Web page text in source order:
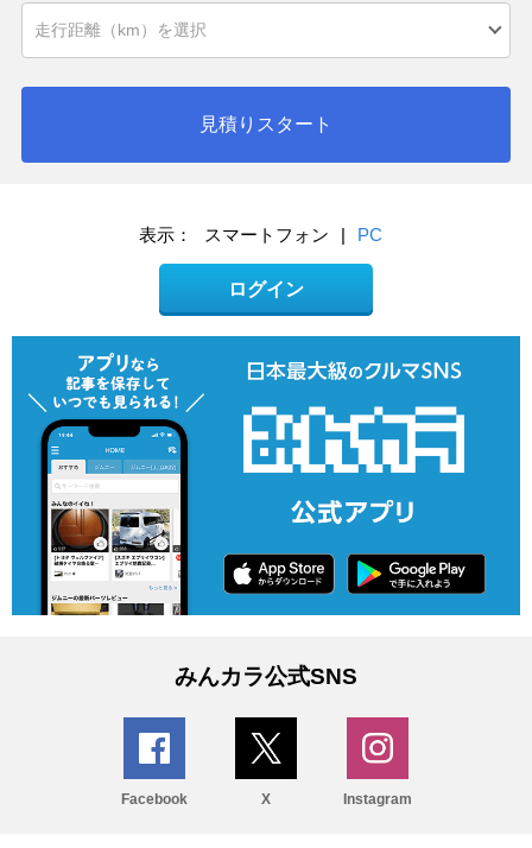
見積りスタート
表示： スマートフォン | PC
ログイン
みんカラ公式SNS
Facebook X Instagram